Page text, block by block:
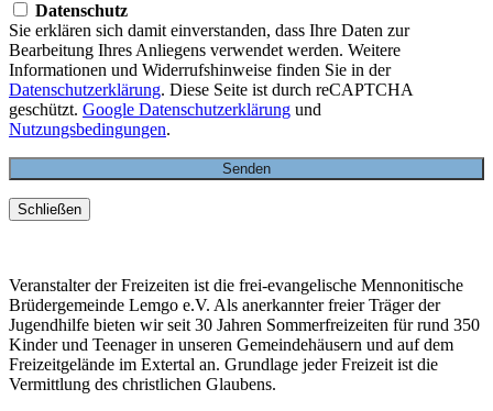
Datenschutz
Sie erklären sich damit einverstanden, dass Ihre Daten zur
Bearbeitung Ihres Anliegens verwendet werden. Weitere
Informationen und Widerrufshinweise finden Sie in der
Datenschutzerklärung. Diese Seite ist durch reCAPTCHA
geschützt. Google Datenschutzerklärung und
Nutzungsbedingungen.
Schließen
Veranstalter der Freizeiten ist die frei-evangelische Mennonitische
Brüdergemeinde Lemgo e.V. Als anerkannter freier Träger der
Jugendhilfe bieten wir seit 30 Jahren Sommerfreizeiten für rund 350
Kinder und Teenager in unseren Gemeindehäusern und auf dem
Freizeitgelände im Extertal an. Grundlage jeder Freizeit ist die
Vermittlung des christlichen Glaubens.